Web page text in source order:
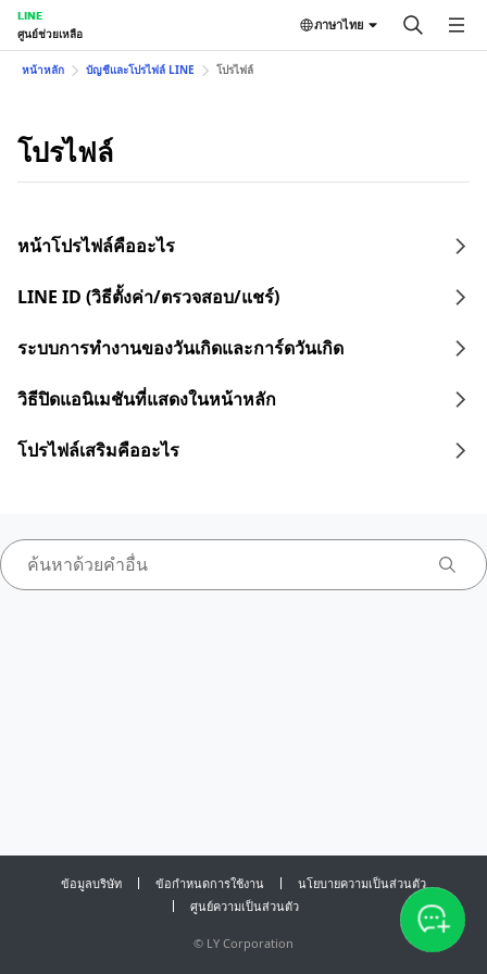
LINE
ศูนย์ช่วยเหลือ
ภาษาไทย
หน้าหลัก บัญชีและโปรไฟล์ LINE โปรไฟล์
โปรไฟล์
หน้าโปรไฟล์คืออะไร
LINE ID (วิธีตั้งค่า/ตรวจสอบ/แชร์)
ระบบการทำงานของวันเกิดและการ์ดวันเกิด
วิธีปิดแอนิเมชันที่แสดงในหน้าหลัก
โปรไฟล์เสริมคืออะไร
ข้อมูลบริษัท ข้อกำหนดการใช้งาน
นโยบายความเป็นส่วนตัว
ศูนย์ความเป็นส่วนตัว
© LY Corporation